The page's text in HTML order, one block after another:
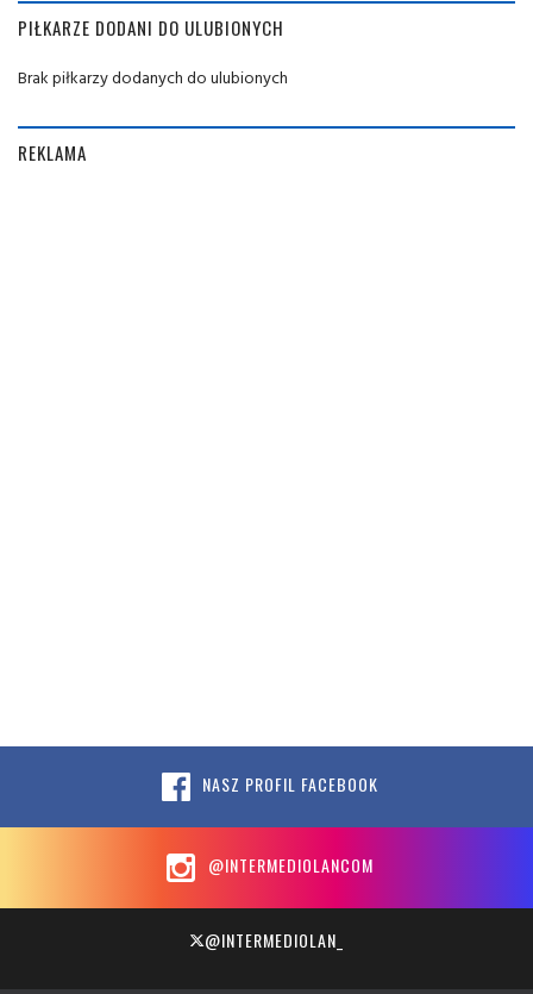
PIŁKARZE DODANI DO ULUBIONYCH
Brak piłkarzy dodanych do ulubionych
REKLAMA
NASZ PROFIL FACEBOOK
@INTERMEDIOLANCOM
@INTERMEDIOLAN_